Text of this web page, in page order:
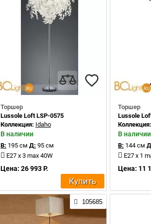
Торшер
Lussole Loft LSP-0575
Коллекция: Idaho
В наличии
В: 195 см Д: 95 см
E27 x 3 max 40W
Цена: 26 993 Р.
Купить
Торшер
Lussole
Коллекция:
В наличии
В: 144 см
E27 x 1
Цена: 11
105685